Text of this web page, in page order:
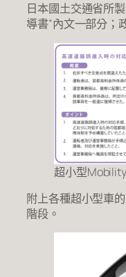
日本國土交通省所
導書”內文一部分；
超小型
附上各種超小型車
階段。